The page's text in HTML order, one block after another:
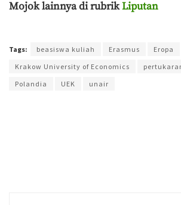
Mojok lainnya di rubrikLiputan
Tags: beasiswa kuliah Erasmus
Eropa
Krakow University of Economics
Polandia
UEK unair